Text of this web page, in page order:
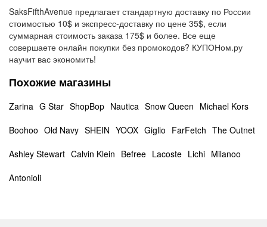
SaksFifthAvenue предлагает стандартную доставку по России
стоимостью 10$ и экспресс-доставку по цене 35$, если
суммарная стоимость заказа 175$ и более. Все еще
совершаете онлайн покупки без промокодов? КУПОНом.ру
научит вас экономить!
Похожие магазины
Zarina G Star ShopBop Nautica Snow Queen Michael Kors
Boohoo Old Navy SHEIN YOOX Giglio FarFetch The Outnet
Ashley Stewart Calvin Klein Befree Lacoste Lichi Milanoo
Antonioli